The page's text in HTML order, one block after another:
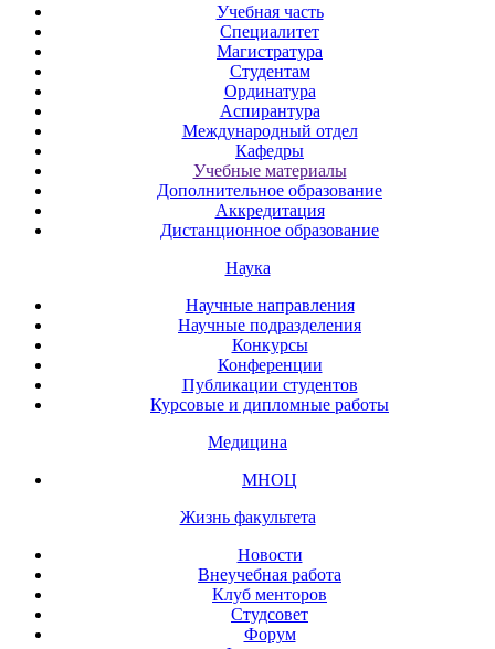
Учебная часть
Специалитет
Магистратура
Студентам
Ординатура
Аспирантура
Международный отдел
Кафедры
Учебные материалы
Дополнительное образование
Аккредитация
Дистанционное образование
Наука
Научные направления
Научные подразделения
Конкурсы
Конференции
Публикации студентов
Курсовые и дипломные работы
Медицина
МНОЦ
Жизнь факультета
Новости
Внеучебная работа
Клуб менторов
Студсовет
Форум